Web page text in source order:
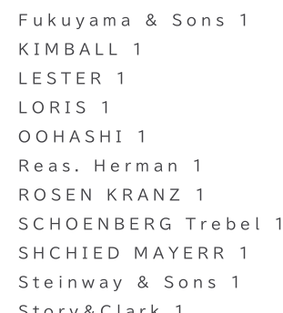
Fukuyama & Sons 1
KIMBALL 1
LESTER 1
LORIS 1
OOHASHI 1
Reas. Herman 1
ROSEN KRANZ 1
SCHOENBERG Trebel 1
SHCHIED MAYERR 1
Steinway & Sons 1